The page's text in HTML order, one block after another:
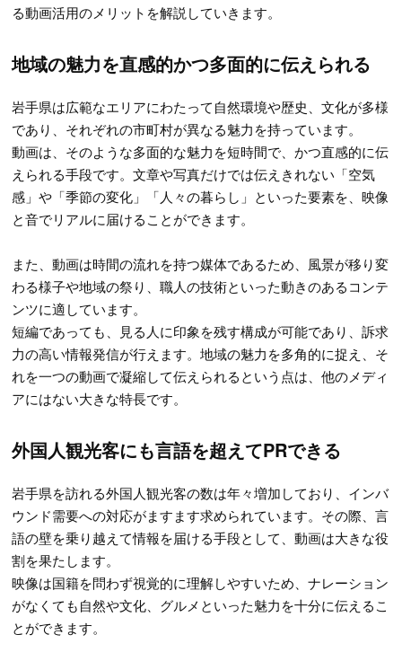
る動画活用のメリットを解説していきます。
地域の魅力を直感的かつ多面的に伝えられる
岩手県は広範なエリアにわたって自然環境や歴史、文化が多様
であり、それぞれの市町村が異なる魅力を持っています。
動画は、そのような多面的な魅力を短時間で、かつ直感的に伝
えられる手段です。文章や写真だけでは伝えきれない「空気
感」や「季節の変化」「人々の暮らし」といった要素を、映像
と音でリアルに届けることができます。
また、動画は時間の流れを持つ媒体であるため、風景が移り変
わる様子や地域の祭り、職人の技術といった動きのあるコンテ
ンツに適しています。
短編であっても、見る人に印象を残す構成が可能であり、訴求
力の高い情報発信が行えます。地域の魅力を多角的に捉え、そ
れを一つの動画で凝縮して伝えられるという点は、他のメディ
アにはない大きな特長です。
外国人観光客にも言語を超えてPRできる
岩手県を訪れる外国人観光客の数は年々増加しており、インバ
ウンド需要への対応がますます求められています。その際、言
語の壁を乗り越えて情報を届ける手段として、動画は大きな役
割を果たします。
映像は国籍を問わず視覚的に理解しやすいため、ナレーション
がなくても自然や文化、グルメといった魅力を十分に伝えるこ
とができます。